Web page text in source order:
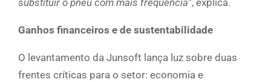
substituir o pneu com mais frequência“, explica.
Ganhos financeiros e de sustentabilidade
O levantamento da Junsoft lança luz sobre duas
frentes críticas para o setor: economia e